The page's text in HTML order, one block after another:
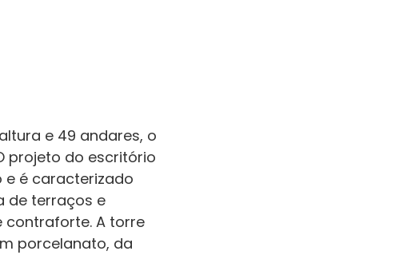
e 49 andares, o
projeto do escritório
e é caracterizado
de terraços e
contraforte. A torre
porcelanato, da